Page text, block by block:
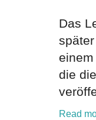
Das
die
Read